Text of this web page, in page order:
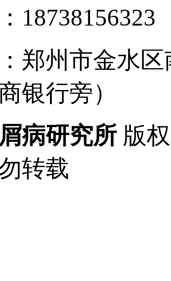
18738156323
郑州市金水
银行旁）
病研究所 版
转载